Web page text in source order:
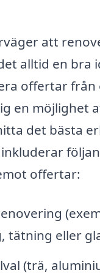
att
alltid en bra
offertar från
en möjlighet
det bästa
offertar:
tätning eller
(trä,